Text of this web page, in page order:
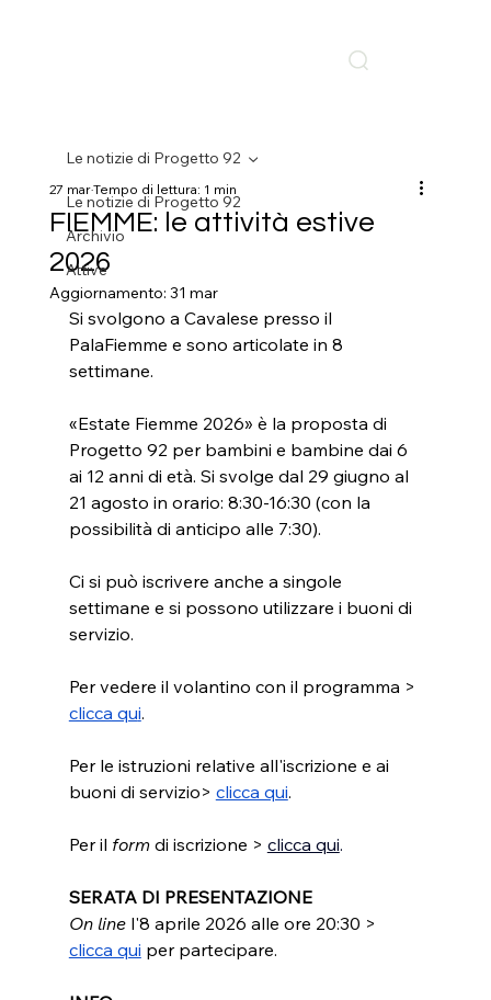
Le notizie di Progetto 92
Archivio
Attive
Le notizie di Progetto 92
FIEMME: le attività estive
2026
27 marTempo di lettura: 1 min
Aggiornamento: 31 mar
Si svolgono a Cavalese presso il
PalaFiemme e sono articolate in 8
settimane.
«Estate Fiemme 2026» è la proposta di
Progetto 92 per bambini e bambine dai 6
ai 12 anni di età. Si svolge dal 29 giugno al
21 agosto in orario: 8:30-16:30 (con la
possibilità di anticipo alle 7:30).
Ci si può iscrivere anche a singole
settimane e si possono utilizzare i buoni di
servizio.
Per vedere il volantino con il programma >
clicca qui.
Per le istruzioni relative all'iscrizione e ai
buoni di servizio> clicca qui.
Per il form di iscrizione > clicca qui.
SERATA DI PRESENTAZIONE
On line l'8 aprile 2026 alle ore 20:30 >
clicca qui per partecipare.